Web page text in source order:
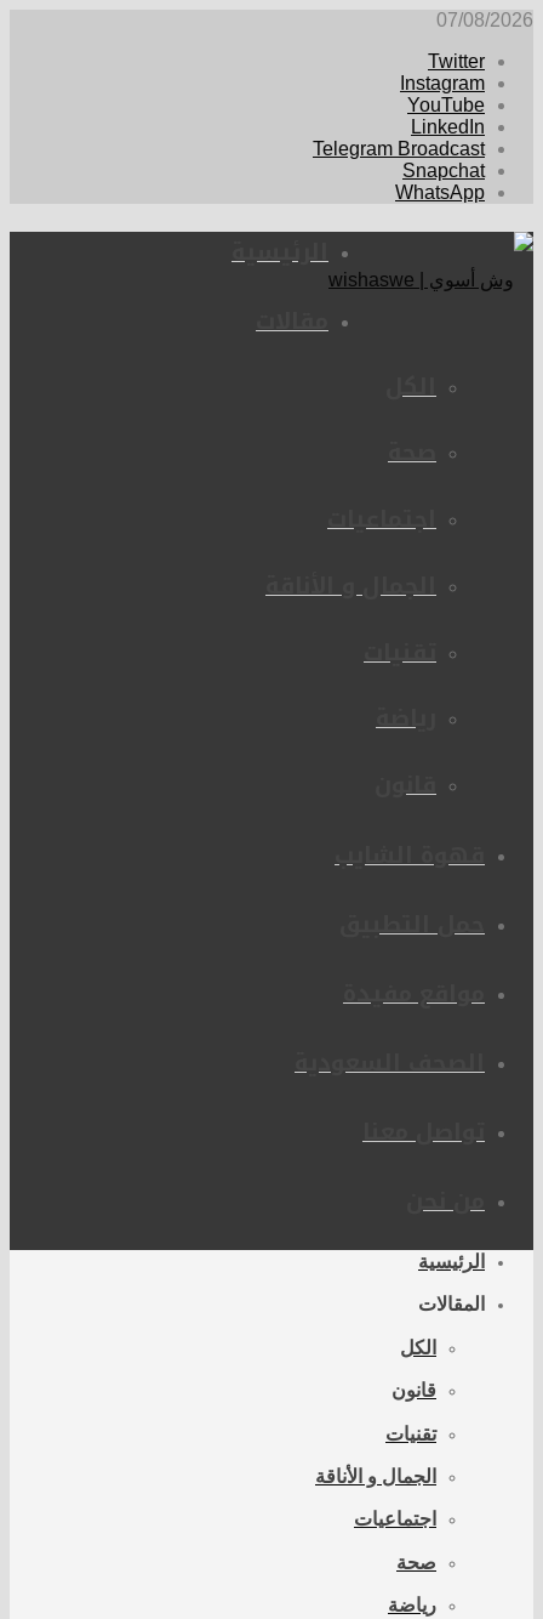
07/08/2026
Twitter
Instagram
YouTube
LinkedIn
Telegram Broadcast
Snapchat
WhatsApp
الرئيسية
مقالات
الكل
صحة
اجتماعيات
الجمال و الأناقة
تقنيات
رياضة
قانون
قهوة الشايب
حمل التطبيق
مواقع مفيدة
الصحف السعودية
تواصل معنا
من نحن
الرئيسية
المقالات
الكل
قانون
تقنيات
الجمال و الأناقة
اجتماعيات
صحة
رياضة